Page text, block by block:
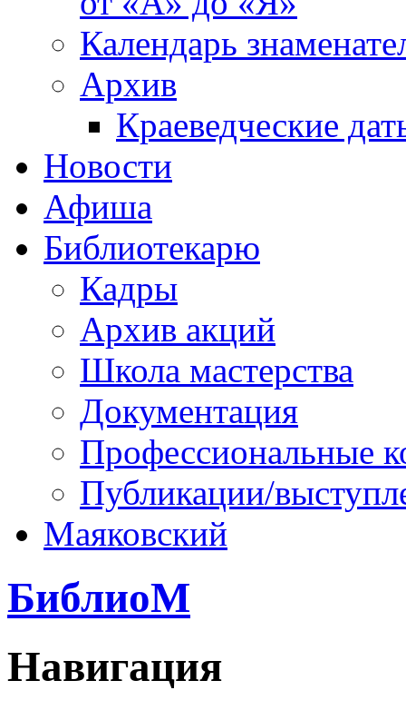
Календарь
Архив
Краеведческие
Новости
Афиша
Библиотекарю
Кадры
Архив акций
Школа мастерства
Документация
Профессиональные
Публикации/
Маяковский
БиблиоМ
Навигация